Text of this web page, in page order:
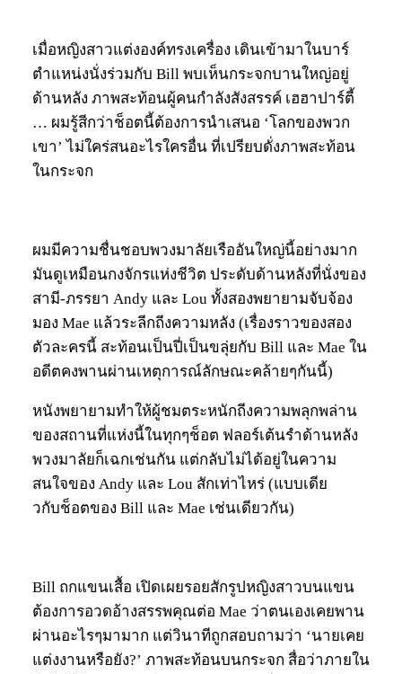
เมื่อหญิงสาวแต่งองค์ทรงเครื่อง เดินเข้ามาในบาร์
ตำแหน่งนั่งร่วมกับ Bill พบเห็นกระจกบานใหญ่อยู่
ด้านหลัง ภาพสะท้อนผู้คนกำลังสังสรรค์ เฮฮาปาร์ตี้
… ผมรู้สีกว่าช็อตนี้ต้องการนำเสนอ ‘โลกของพวก
เขา’ ไม่ใคร่สนอะไรใครอื่น ที่เปรียบดั่งภาพสะท้อน
ในกระจก
ผมมีความชื่นชอบพวงมาลัยเรืออันใหญ่นี้อย่างมาก
มันดูเหมือนกงจักรแห่งชีวิต ประดับด้านหลังที่นั่งของ
สามี-ภรรยา Andy และ Lou ทั้งสองพยายามจับจ้อง
มอง Mae แล้วระลีกถีงความหลัง (เรื่องราวของสอง
ตัวละครนี้ สะท้อนเป็นปี่เป็นขลุ่ยกับ Bill และ Mae ใน
อดีตคงพานผ่านเหตุการณ์ลักษณะคล้ายๆกันนี้)
หนังพยายามทำให้ผู้ชมตระหนักถีงความพลุกพล่าน
ของสถานที่แห่งนี้ในทุกๆช็อต ฟลอร์เต้นรําด้านหลัง
พวงมาลัยก็เฉกเช่นกัน แต่กลับไม่ได้อยู่ในความ
สนใจของ Andy และ Lou สักเท่าไหร่ (แบบเดีย
วกับช็อตของ Bill และ Mae เช่นเดียวกัน)
Bill ถกแขนเสื้อ เปิดเผยรอยสักรูปหญิงสาวบนแขน
ต้องการอวดอ้างสรรพคุณต่อ Mae ว่าตนเองเคยพาน
ผ่านอะไรๆมามาก แต่วินาทีถูกสอบถามว่า ‘นายเคย
แต่งงานหรือยัง?’ ภาพสะท้อนบนกระจก สื่อว่าภายใน